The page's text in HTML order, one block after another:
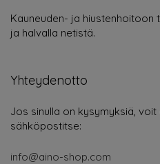
Kauneuden- ja
ja halvalla netistä.
Yhteydenotto
Jos sinulla on kysymyksiä,
sähköpostitse:
info@aino-shop.com